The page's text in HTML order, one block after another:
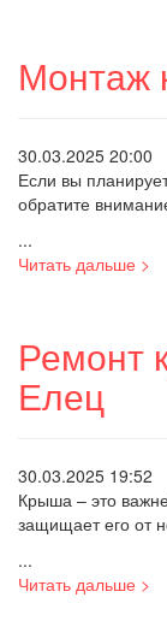
Монтаж
30.03.2025 20:00
Если вы
обратите
...
Читать дальше >
Ремонт
Елец
30.03.2025 19:52
Крыша – это
защищает его от
...
Читать дальше >